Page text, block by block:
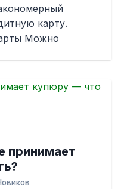
карту.
Можно
принимает